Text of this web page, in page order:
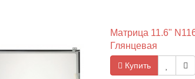
Матрица 11.6"
Глянцевая
Купить